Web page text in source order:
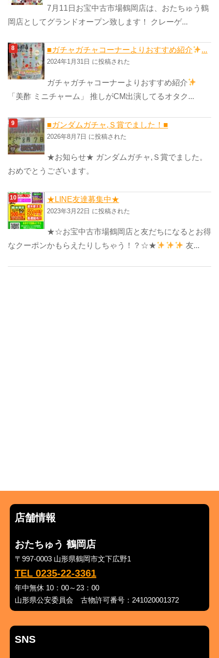
7月11日お宝中古市場鶴岡店は、おたちゅう鶴
岡店としてグランドオープン致します！ クレーゲ...
■ガチャガチャコーナーよりおすすめ紹介 ...
2024年1月31日 に投稿された
ガチャガチャコーナーよりおすすめ紹介
「美酢 ミニチャーム」 推しがCM出演してるオタク...
■ガンダムガチャ,Ｓ賞でました！■
2026年8月7日 に投稿された
★お知らせ★ ガンダムガチャ,Ｓ賞でました。
おめでとうございます。
★LINE友達募集中★
2023年3月22日 に投稿された
★☆お宝中古市場鶴岡店と友だちになるとお得
なクーポンかもらえたりしちゃう！？☆★
友...
店舗情報
おたちゅう 鶴岡店
〒997-0003 山形県鶴岡市文下広野1
TEL 0235-22-3361
年中無休 10：00～23：00
山形県公安委員会 古物許可番号：241020001372
SNS